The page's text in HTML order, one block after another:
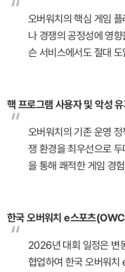
“
오버워치의 핵심 게임
나 경쟁의 공정성에 영
슨 서비스에서도 절대
핵 프로그램 사용자 및 악성
“
오버워치의 기존 운영
쟁 환경을 최우선으로
을 통해 쾌적한 게임 경
한국 오버워치 e스포츠
“
2026년 대회 일정은 변
협업하여 한국 오버워치